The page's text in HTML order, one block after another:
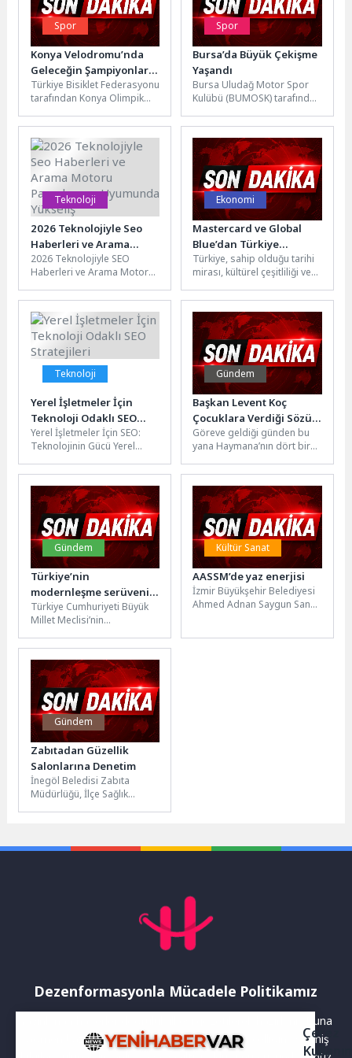
Spor
Konya Velodromu’nda
Geleceğin Şampiyonları
Piste Çıktı: 200 Sporcu
Konya’da Buluştu
Türkiye Bisiklet Federasyonu
tarafından Konya Olimpik
Pist Bisikleti Kupası ve
Gelişim Kampı, yaklaşık...
Spor
Bursa’da Büyük Çekişme
Yaşandı
Bursa Uludağ Motor Spor
Kulübü (BUMOSK) tarafından
Türkiye Karting Şampiyonası
üçüncü ayağı...
Teknoloji
2026 Teknolojiyle Seo
Haberleri ve Arama
Motoru Pazarlaması
Uyumunda Yükseliş
2026 Teknolojiyle SEO
Haberleri ve Arama Motoru
yılında SEO dünyasında
yaşanan gelişmeler...
Ekonomi
Mastercard ve Global
Blue’dan Türkiye
turizmini destekleyen iş
birliği
Türkiye, sahip olduğu tarihi
mirası, kültürel çeşitliliği ve
imkanlarıyla her yıl
milyonlarca yabancı...
Teknoloji
Yerel İşletmeler İçin
Teknoloji Odaklı SEO
Stratejileri
Yerel İşletmeler İçin SEO:
Teknolojinin Gücü Yerel
pazarlama stratejilerinin
temel taşlarından...
Gündem
Başkan Levent Koç
Çocuklara Verdiği Sözü
Tuttu: Haymana’ya İlk
Kez Şişme Oyun Parkı
Kuruldu
Göreve geldiği günden bu
yana Haymana’nın dört bir
sürdüren ve sosyal
belediyecilik anlayışıyla...
Gündem
Türkiye’nin
modernleşme serüveni
masaya yatırıldı!
Türkiye Cumhuriyeti Büyük
Millet Meclisi’nin
Üniversitesi Stratejik
Araştırmalar Uygulama ve
Araştırma Merkezi
(ÜSSAM)...
Kültür Sanat
AASSM’de yaz enerjisi
İzmir Büyükşehir Belediyesi
Ahmed Adnan Saygun Sanat
Gündem
Zabıtadan Güzellik
Salonlarına Denetim
İnegöl Beledisi Zabıta
Müdürlüğü, İlçe Sağlık
faaliyet gösteren...
Dezenformasyonla Mücadele Politikamız
Yayınlanan haberler doğruluk ilkesi gözetilerek hazırlanır. Buna
rağmen bazı içeriklerde eksik, hatalı veya güncelliğini yitirmiş
Çerez